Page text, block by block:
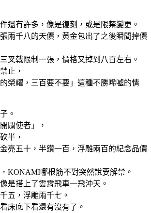
還有許多，像是復刻，或是限禁變更。
兩千八的天價，黃金包出了之後瞬間掉價
叉戟限制一張，價格又掉到八百左右。
止，
榮耀，三百要不要」這種不勝唏噓的情
。
闢使者」，
半，
亮五十，半鑽一百，浮雕兩百的紀念品價
KONAMI哪根筋不對突然說要解禁。
是搭上了雲霄飛車一飛沖天。
五，浮雕兩千七。
床底下看還有沒有了。